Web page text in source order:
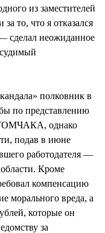
из заместителей
то, что я отказался
сделал неожиданное
полковник в
по представлению
однако
подав в июне
работодателя —
Кроме
компенсацию
морального вреда, а
которые он
за